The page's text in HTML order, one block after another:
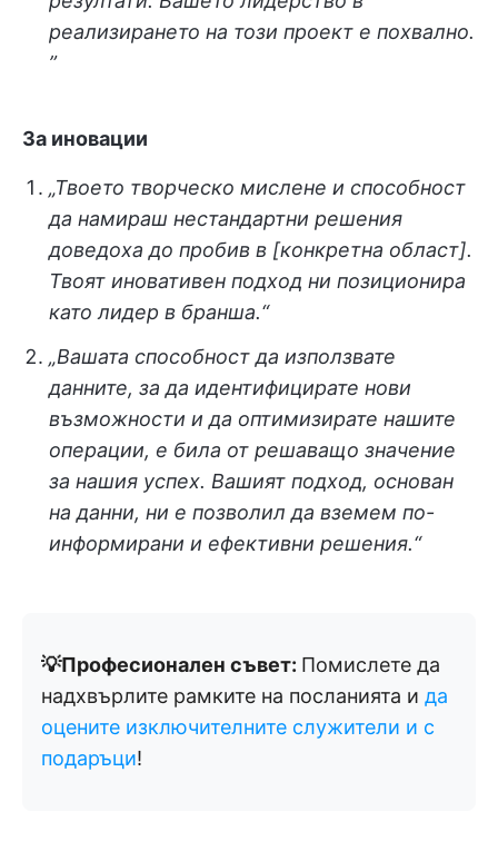
реализирането на този проект е похвално.
”
За иновации
„Твоето творческо мислене и способност
да намираш нестандартни решения
доведоха до пробив в [конкретна област].
Твоят иновативен подход ни позиционира
като лидер в бранша.“
„Вашата способност да използвате
данните, за да идентифицирате нови
възможности и да оптимизирате нашите
операции, е била от решаващо значение
за нашия успех. Вашият подход, основан
на данни, ни е позволил да вземем по-
информирани и ефективни решения.“
💡Професионален съвет: Помислете да
надхвърлите рамките на посланията и да
оцените изключителните служители и с
подаръци!